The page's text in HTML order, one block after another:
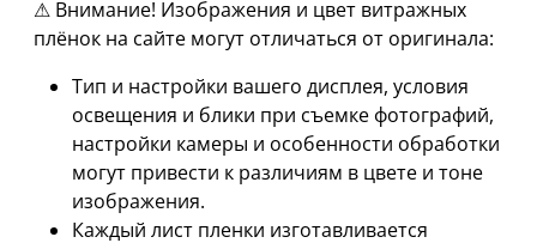
⚠ Внимание! Изображения и цвет витражных
плёнок на сайте могут отличаться от оригинала:
Тип и настройки вашего дисплея, условия
освещения и блики при съемке фотографий,
настройки камеры и особенности обработки
могут привести к различиям в цвете и тоне
изображения.
Каждый лист пленки изготавливается